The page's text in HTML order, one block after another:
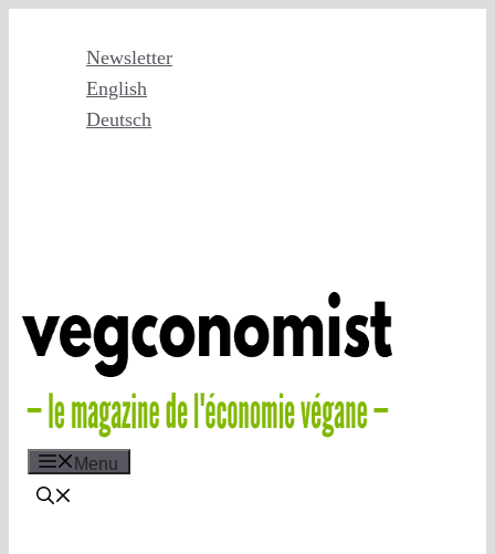
Newsletter
English
Deutsch
Menu